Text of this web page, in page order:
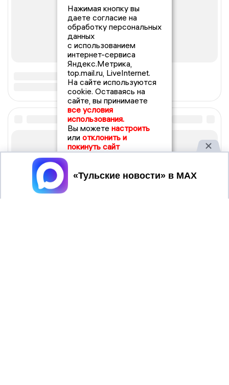
Нажимая кнопку вы
даете согласие на
обработку персональных
данных
с использованием
интернет-сервиса
Яндекс.Метрика,
top.mail.ru, LiveInternet.
На сайте используются
cookie. Оставаясь на
сайте, вы принимаете
все условия
использования.
Вы можете настроить
или отклонить и
покинуть сайт
Принять